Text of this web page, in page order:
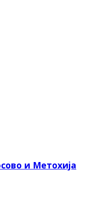
и Метохија